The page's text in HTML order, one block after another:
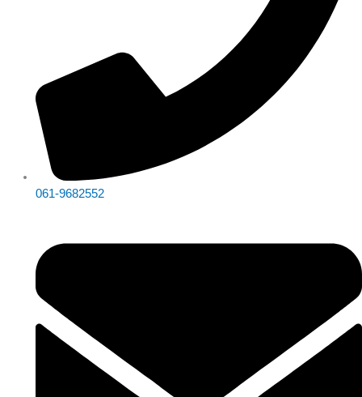
061-9682552